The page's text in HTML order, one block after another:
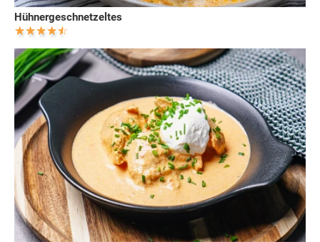
Hühnergeschnetzeltes